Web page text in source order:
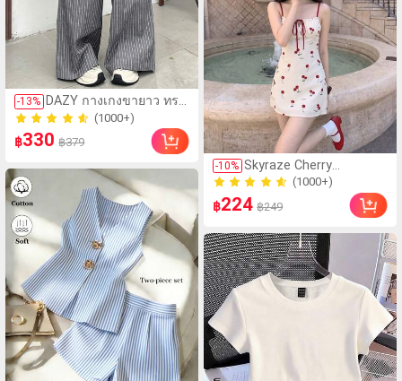
-13% DAZY กางเกงขายาว ทรง
กระบอก เอวยางยืด ลาย
ทาง สีพื้น
(1000+)
200+ ขายแล้ว
(1000+)
200+ ขายแล้ว
฿330 ฿379
-10% Skyraze Cherry
Blossom Print Ruched
Bust Cami Dress, ฤดู
ใบไม้ผลิ
(1000+)
100+ ขายแล้ว
(1000+)
100+ ขายแล้ว
฿224 ฿249